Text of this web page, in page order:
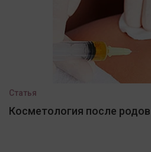
Статья
Косметология после родов